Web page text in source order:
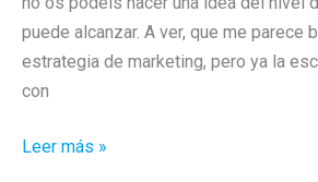
puede alcanzar. A ver, que me parece
estrategia de marketing, pero ya la
con
Amor
Leer más »